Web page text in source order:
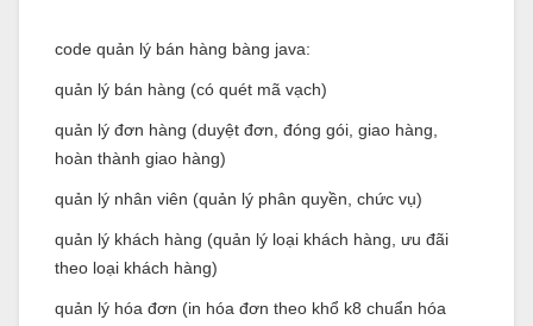
code quản lý bán hàng bàng java:
quản lý bán hàng (có quét mã vạch)
quản lý đơn hàng (duyệt đơn, đóng gói, giao hàng,
hoàn thành giao hàng)
quản lý nhân viên (quản lý phân quyền, chức vụ)
quản lý khách hàng (quản lý loại khách hàng, ưu đãi
theo loại khách hàng)
quản lý hóa đơn (in hóa đơn theo khổ k8 chuẩn hóa